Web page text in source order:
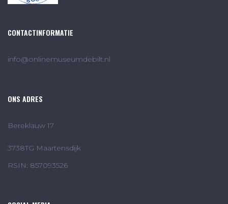
CONTACTINFORMATIE
info@onlinemuseumdebilt.nl
ONS ADRES
Bereklauw 17
3738TG Maartensdijk
RSIN: 857093526